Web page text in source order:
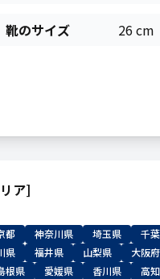
靴のサイズ 26 cm
ア]
都 神奈川県 埼玉県 千
県 福井県 山梨県 大阪府
根県 愛媛県 香川県 高